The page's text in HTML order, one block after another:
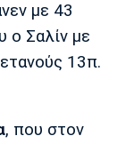
με 43
ο Σαλίν με
13π.
, που στον